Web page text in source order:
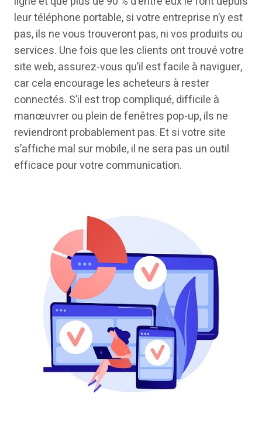
leur téléphone portable, si votre entreprise n’y est
pas, ils ne vous trouveront pas, ni vos produits ou
services. Une fois que les clients ont trouvé votre
site web, assurez-vous qu’il est facile à naviguer,
car cela encourage les acheteurs à rester
connectés. S’il est trop compliqué, difficile à
manœuvrer ou plein de fenêtres pop-up, ils ne
reviendront probablement pas. Et si votre site
s’affiche mal sur mobile, il ne sera pas un outil
efficace pour votre communication.